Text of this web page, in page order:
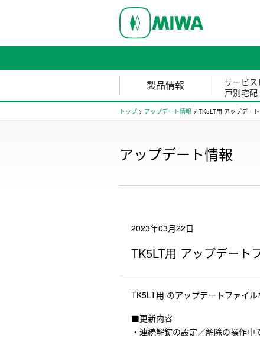
製品情報
サービ
戸別宅
トップ > アップデート情報 > TK5LT用 アップデー
アップデート情報
2023年03月22日
TK5LT用 アップデート
TK5LT用 のアップデートファイル
■更新内容
・連続解錠の設定／解除の操作中